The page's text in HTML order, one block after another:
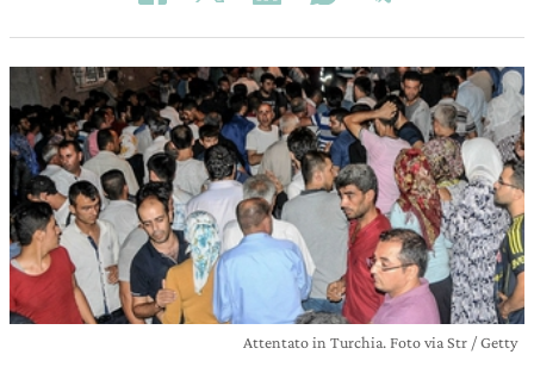
Attentato in Turchia. Foto via Str / Getty